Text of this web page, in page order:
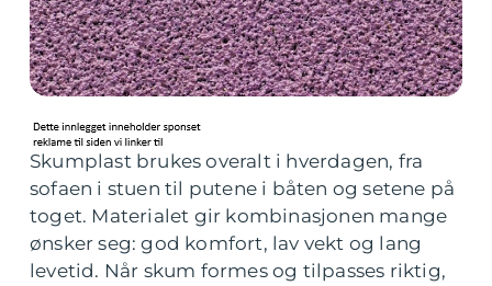
Skumplast brukes overalt i hverdagen, fra
sofaen i stuen til putene i båten og setene på
toget. Materialet gir kombinasjonen mange
ønsker seg: god komfort, lav vekt og lang
levetid. Når skum formes og tilpasses riktig,